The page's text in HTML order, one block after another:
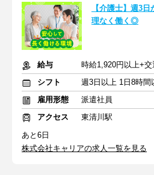
【介護士】週3
理なく働く◎
給与
時給1,920円以上+
シフト
雇用形態
派遣社員
アクセス
東清川駅
あと6日
株式会社キャリアの求人一覧を見る